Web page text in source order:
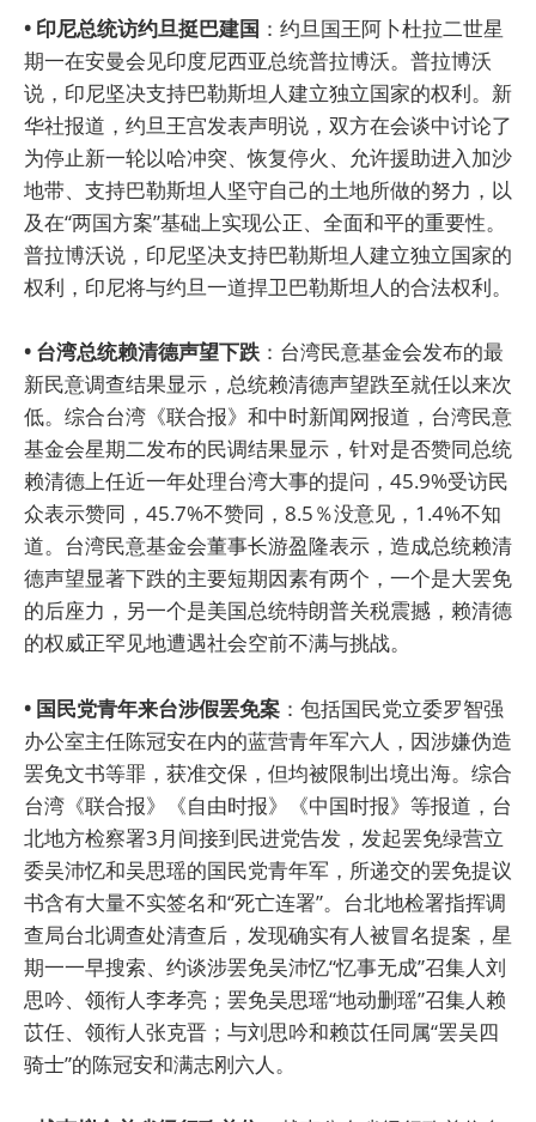
• 印尼总统访约旦挺巴建国 ：约旦国王阿卜杜拉二世星
期一在安曼会见印度尼西亚总统普拉博沃。普拉博沃
说，印尼坚决支持巴勒斯坦人建立独立国家的权利。新
华社报道，约旦王宫发表声明说，双方在会谈中讨论了
为停止新一轮以哈冲突、恢复停火、允许援助进入加沙
地带、支持巴勒斯坦人坚守自己的土地所做的努力，以
及在“两国方案”基础上实现公正、全面和平的重要性。
普拉博沃说，印尼坚决支持巴勒斯坦人建立独立国家的
权利，印尼将与约旦一道捍卫巴勒斯坦人的合法权利。
• 台湾总统赖清德声望下跌 ：台湾民意基金会发布的最
新民意调查结果显示，总统赖清德声望跌至就任以来次
低。综合台湾《联合报》和中时新闻网报道，台湾民意
基金会星期二发布的民调结果显示，针对是否赞同总统
赖清德上任近一年处理台湾大事的提问，45.9%受访民
众表示赞同，45.7%不赞同，8.5％没意见，1.4%不知
道。台湾民意基金会董事长游盈隆表示，造成总统赖清
德声望显著下跌的主要短期因素有两个，一个是大罢免
的后座力，另一个是美国总统特朗普关税震撼，赖清德
的权威正罕见地遭遇社会空前不满与挑战。
• 国民党青年来台涉假罢免案 ：包括国民党立委罗智强
办公室主任陈冠安在内的蓝营青年军六人，因涉嫌伪造
罢免文书等罪，获准交保，但均被限制出境出海。综合
台湾《联合报》《自由时报》《中国时报》等报道，台
北地方检察署3月间接到民进党告发，发起罢免绿营立
委吴沛忆和吴思瑶的国民党青年军，所递交的罢免提议
书含有大量不实签名和“死亡连署”。台北地检署指挥调
查局台北调查处清查后，发现确实有人被冒名提案，星
期一一早搜索、约谈涉罢免吴沛忆“忆事无成”召集人刘
思吟、领衔人李孝亮；罢免吴思瑶“地动删瑶”召集人赖
苡任、领衔人张克晋；与刘思吟和赖苡任同属“罢吴四
骑士”的陈冠安和满志刚六人。